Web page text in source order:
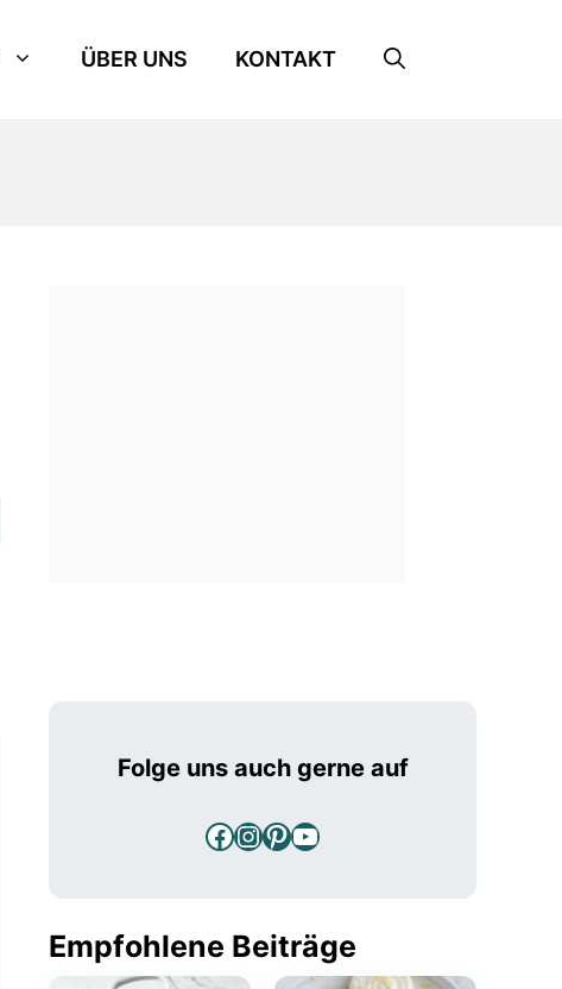
ÜBER UNS KONTAKT
Folge uns auch gerne auf
Facebook
Instagram
Pinterest
YouTube
Empfohlene Beiträge